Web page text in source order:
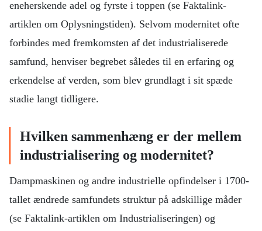
eneherskende adel og fyrste i toppen (se Faktalink-
artiklen om Oplysningstiden). Selvom modernitet ofte
forbindes med fremkomsten af det industrialiserede
samfund, henviser begrebet således til en erfaring og
erkendelse af verden, som blev grundlagt i sit spæde
stadie langt tidligere.
Hvilken sammenhæng er der mellem
industrialisering og modernitet?
Dampmaskinen og andre industrielle opfindelser i 1700-
tallet ændrede samfundets struktur på adskillige måder
(se Faktalink-artiklen om Industrialiseringen) og